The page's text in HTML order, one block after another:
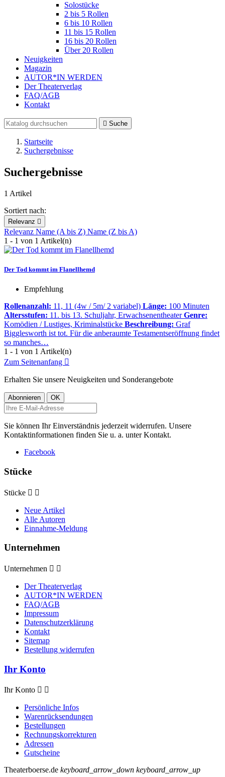
Solostücke
2 bis 5 Rollen
6 bis 10 Rollen
11 bis 15 Rollen
16 bis 20 Rollen
Über 20 Rollen
Neuigkeiten
Magazin
AUTOR*IN WERDEN
Der Theaterverlag
FAQ/AGB
Kontakt
 Suche
Startseite
Suchergebnisse
Suchergebnisse
1 Artikel
Sortiert nach:
Relevanz 
Relevanz Name (A bis Z) Name (Z bis A)
1 - 1 von 1 Artikel(n)
Der Tod kommt im Flanellhemd
Empfehlung
Rollenanzahl: 11, 11 (4w / 5m/ 2 variabel) Länge: 100 Minuten
Altersstufen: 11. bis 13. Schuljahr, Erwachsenentheater Genre:
Komödien / Lustiges, Kriminalstücke Beschreibung: Graf
Bigglesworth ist tot. Für die anberaumte Testamentseröffnung findet
so manches…
1 - 1 von 1 Artikel(n)
Zum Seitenanfang 
Erhalten Sie unsere Neuigkeiten und Sonderangebote
Sie können Ihr Einverständnis jederzeit widerrufen. Unsere
Kontaktinformationen finden Sie u. a. unter Kontakt.
Facebook
Stücke
Stücke  
Neue Artikel
Alle Autoren
Einnahme-Meldung
Unternehmen
Unternehmen  
Der Theaterverlag
AUTOR*IN WERDEN
FAQ/AGB
Impressum
Datenschutzerklärung
Kontakt
Sitemap
Bestellung widerrufen
Ihr Konto
Ihr Konto  
Persönliche Infos
Warenrücksendungen
Bestellungen
Rechnungskorrekturen
Adressen
Gutscheine
Theaterboerse.de keyboard_arrow_down keyboard_arrow_up